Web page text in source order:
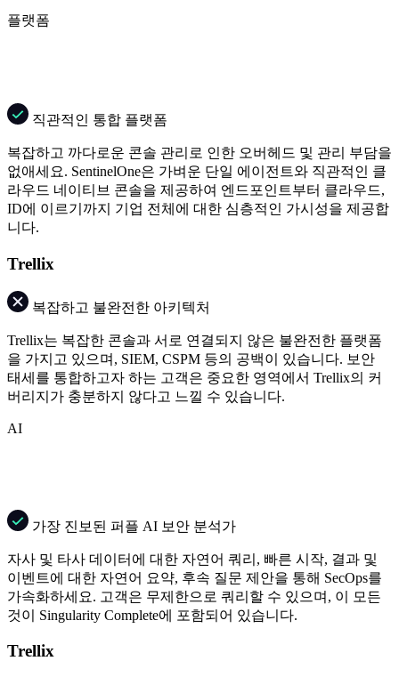
플랫폼
직관적인 통합 플랫폼
복잡하고 까다로운 콘솔 관리로 인한 오버헤드 및 관리 부담을
없애세요. SentinelOne은 가벼운 단일 에이전트와 직관적인 클
라우드 네이티브 콘솔을 제공하여 엔드포인트부터 클라우드,
ID에 이르기까지 기업 전체에 대한 심층적인 가시성을 제공합
니다.
Trellix
복잡하고 불완전한 아키텍처
Trellix는 복잡한 콘솔과 서로 연결되지 않은 불완전한 플랫폼
을 가지고 있으며, SIEM, CSPM 등의 공백이 있습니다. 보안
태세를 통합하고자 하는 고객은 중요한 영역에서 Trellix의 커
버리지가 충분하지 않다고 느낄 수 있습니다.
AI
가장 진보된 퍼플 AI 보안 분석가
자사 및 타사 데이터에 대한 자연어 쿼리, 빠른 시작, 결과 및
이벤트에 대한 자연어 요약, 후속 질문 제안을 통해 SecOps를
가속화하세요. 고객은 무제한으로 쿼리할 수 있으며, 이 모든
것이 Singularity Complete에 포함되어 있습니다.
Trellix